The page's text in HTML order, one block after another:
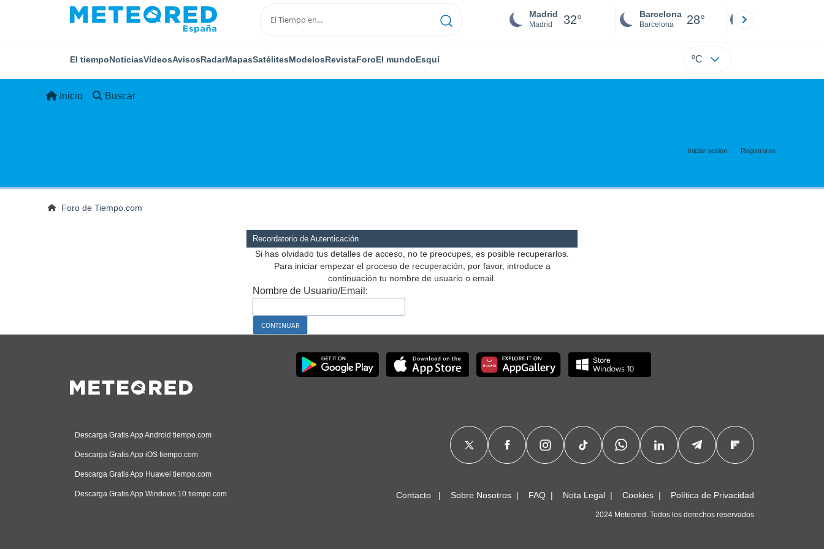
Madrid
Madrid 32° Barcelona
Barcelona 28°
El tiempoNoticiasVídeosAvisosRadarMapasSatélitesModelosRevistaForoEl mundoEsquí ºC
Inicio Buscar
Iniciar sesión Registrarse
Foro de Tiempo.com
Recordatorio de Autenticación
Si has olvidado tus detalles de acceso, no te preocupes, es posible recuperarlos.
Para iniciar empezar el proceso de recuperación, por favor, introduce a
continuación tu nombre de usuario o email.
Nombre de Usuario/Email:
Descarga Gratis App Android tiempo.com
Descarga Gratis App iOS tiempo.com
Descarga Gratis App Huawei tiempo.com
Descarga Gratis App Windows 10 tiempo.com Contacto Sobre Nosotros FAQ Nota Legal Cookies Política de Privacidad
2024 Meteored. Todos los derechos reservados